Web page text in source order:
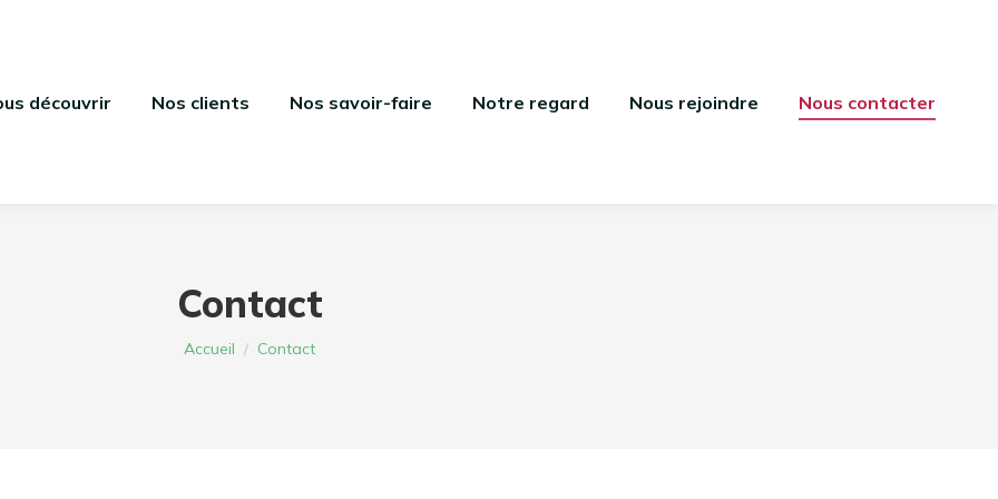
découvrir Nos clients Nos savoir-faire Notre regard Nous rejoindre Nous contacter
Contact
Vous êtes ici :
Accueil Contact